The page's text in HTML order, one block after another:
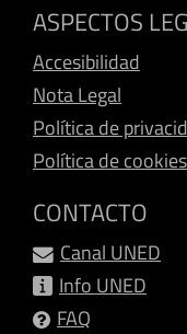
ASPECTOS
Accesibilidad
Nota Legal
Política de
Política de cookies
CONTACTO
Canal UNED
Info UNED
FAQ